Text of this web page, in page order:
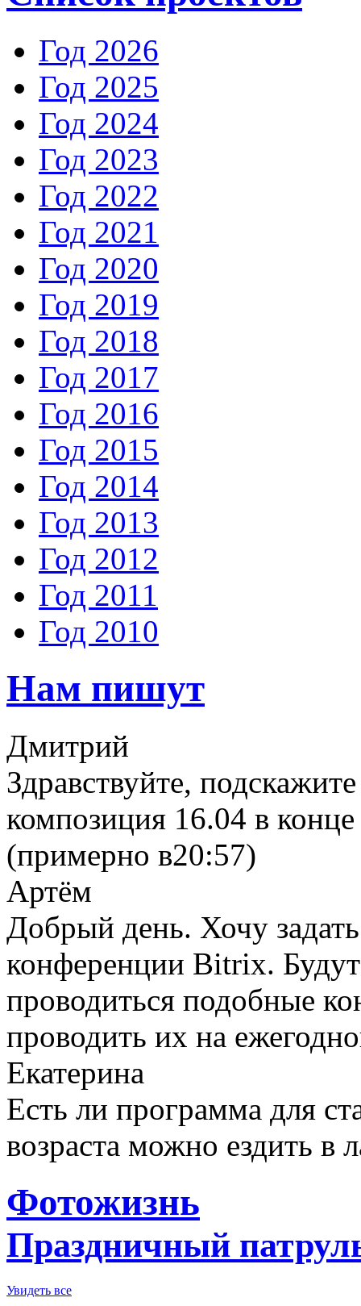
Год 2026
Год 2025
Год 2024
Год 2023
Год 2022
Год 2021
Год 2020
Год 2019
Год 2018
Год 2017
Год 2016
Год 2015
Год 2014
Год 2013
Год 2012
Год 2011
Год 2010
Нам пишут
Дмитрий
Здравствуйте,
композиция 16.04 в конце
(примерно в20:57)
Артём
Добрый день. Хочу
конференции Bitrix.
проводиться подобные
проводить их на
Екатерина
Есть ли программа для
возраста можно ездить в
Фотожизнь
Праздничный
Увидеть все